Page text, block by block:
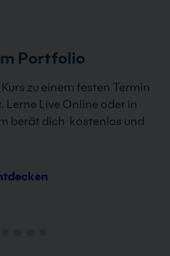
Portfolio
zu einem festen Termin
Live Online oder in
berät dich kostenlos und